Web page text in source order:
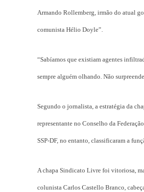
Armando Rollemberg, irmão do atual
comunista Hélio Doyle”.
“Sabíamos que existiam agentes
sempre alguém olhando. Não
Segundo o jornalista, a estratégia da
representante no Conselho da
SSP-DF, no entanto, classificaram a
A chapa Sindicato Livre foi vitoriosa,
colunista Carlos Castello Branco,